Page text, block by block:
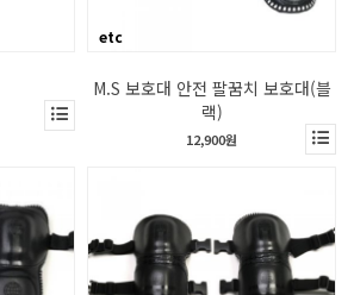
etc
M.S 보호대 안전 팔꿈치 보호대(블
랙)
12,900원